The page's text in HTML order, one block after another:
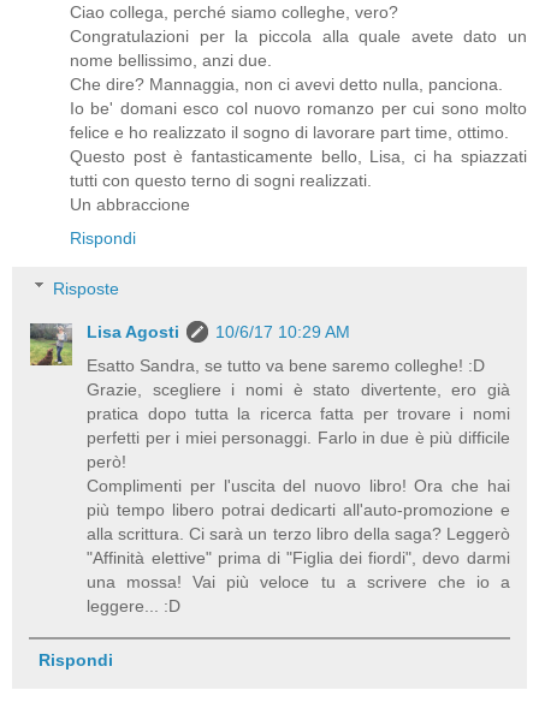
Ciao collega, perché siamo colleghe, vero?
Congratulazioni per la piccola alla quale avete dato un
nome bellissimo, anzi due.
Che dire? Mannaggia, non ci avevi detto nulla, panciona.
Io be' domani esco col nuovo romanzo per cui sono molto
felice e ho realizzato il sogno di lavorare part time, ottimo.
Questo post è fantasticamente bello, Lisa, ci ha spiazzati
tutti con questo terno di sogni realizzati.
Un abbraccione
Rispondi
Risposte
Lisa Agosti
10/6/17 10:29 AM
Esatto Sandra, se tutto va bene saremo colleghe! :D
Grazie, scegliere i nomi è stato divertente, ero già
pratica dopo tutta la ricerca fatta per trovare i nomi
perfetti per i miei personaggi. Farlo in due è più difficile
però!
Complimenti per l'uscita del nuovo libro! Ora che hai
più tempo libero potrai dedicarti all'auto-promozione e
alla scrittura. Ci sarà un terzo libro della saga? Leggerò
"Affinità elettive" prima di "Figlia dei fiordi", devo darmi
una mossa! Vai più veloce tu a scrivere che io a
leggere... :D
Rispondi